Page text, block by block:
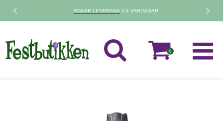
SNABB LEVERANS 2-4 VARDAGAR
0